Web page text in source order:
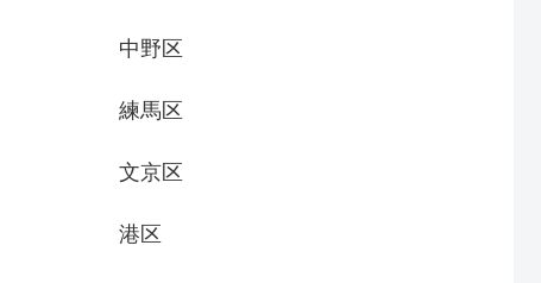
中野区
練馬区
文京区
港区